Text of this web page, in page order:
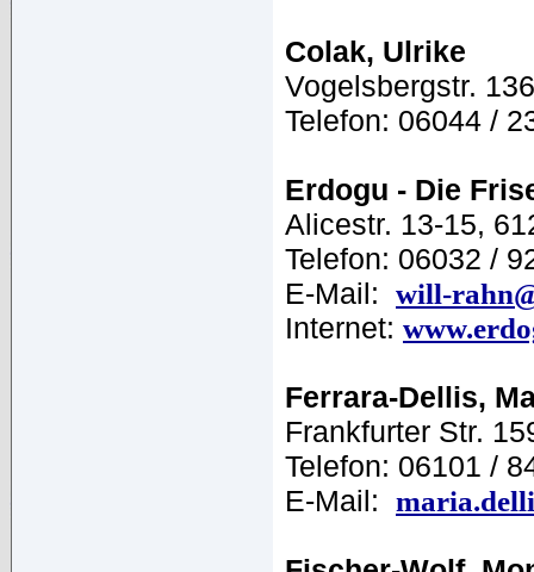
Colak, Ulrike
Vogelsbergstr.
Telefon: 06044 /
Erdogu - Die
Alicestr. 13-15,
Telefon: 06032 /
E-Mail: will-
Internet:
Ferrara-Dellis,
Frankfurter Str.
Telefon: 06101 /
E-Mail: